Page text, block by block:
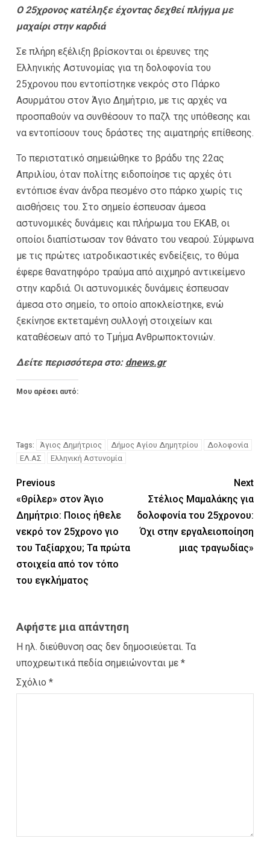
Ο 25χρονος κατέληξε έχοντας δεχθεί πλήγμα με
μαχαίρι στην καρδιά
Σε πλήρη εξέλιξη βρίσκονται οι έρευνες της
Ελληνικής Αστυνομίας για τη δολοφονία του
25χρονου που εντοπίστηκε νεκρός στο Πάρκο
Ασυρμάτου στον Άγιο Δημήτριο, με τις αρχές να
προσπαθούν να συνθέσουν το παζλ της υπόθεσης και
να εντοπίσουν τους δράστες της αιματηρής επίθεσης.
Το περιστατικό σημειώθηκε το βράδυ της 22ας
Απριλίου, όταν πολίτης ειδοποίησε τις αρχές ότι
εντόπισε έναν άνδρα πεσμένο στο πάρκο χωρίς τις
αισθήσεις του. Στο σημείο έσπευσαν άμεσα
αστυνομικές δυνάμεις και πλήρωμα του ΕΚΑΒ, οι
οποίοι διαπίστωσαν τον θάνατο του νεαρού. Σύμφωνα
με τις πρώτες ιατροδικαστικές ενδείξεις, το θύμα
έφερε θανατηφόρο τραύμα από αιχμηρό αντικείμενο
στην καρδιά. Οι αστυνομικές δυνάμεις έσπευσαν
άμεσα στο σημείο, το οποίο αποκλείστηκε, ενώ
ξεκίνησε εκτεταμένη συλλογή στοιχείων και
καταθέσεων από το Τμήμα Ανθρωποκτονιών.
Δείτε περισσότερα στο: dnews.gr
Μου αρέσει αυτό:
Tags: Άγιος Δημήτριος Δήμος Αγίου Δημητρίου
Δολοφονία
ΕΛ.ΑΣ
Ελληνική Αστυνομία
Previous
«Θρίλερ» στον Άγιο
Δημήτριο: Ποιος ήθελε
νεκρό τον 25χρονο γιο
του Ταξίαρχου; Τα πρώτα
στοιχεία από τον τόπο
του εγκλήματος
Next
Στέλιος Μαμαλάκης για
δολοφονία του 25χρονου:
Όχι στην εργαλειοποίηση
μιας τραγωδίας»
Αφήστε μια απάντηση
Η ηλ. διεύθυνση σας δεν δημοσιεύεται. Τα
υποχρεωτικά πεδία σημειώνονται με *
Σχόλιο *